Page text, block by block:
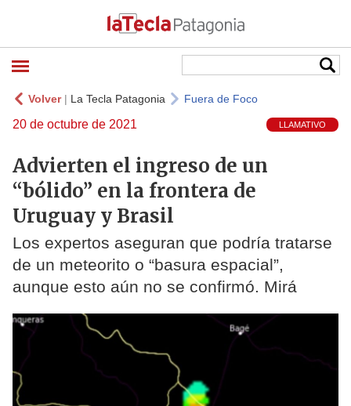
Volver| La Tecla Patagonia Fuera de Foco
20 de octubre de 2021 LLAMATIVO
Advierten el ingreso de un
“bólido” en la frontera de
Uruguay y Brasil
Los expertos aseguran que podría tratarse
de un meteorito o “basura espacial”,
aunque esto aún no se confirmó. Mirá